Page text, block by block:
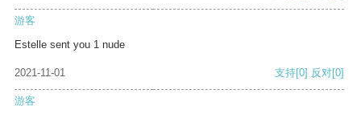
游客
Estelle sent you 1 nude
2021-11-01 支持[0] 反对[0]
游客